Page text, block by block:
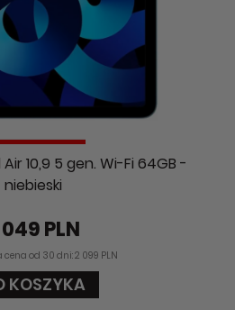
10,9 5 gen. Wi-Fi 64GB -
niebieski
PLN
od 30 dni: 2 099 PLN
KOSZYKA